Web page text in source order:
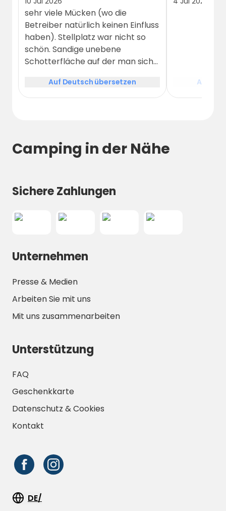
sehr viele Mücken (wo die
Betreiber natürlich keinen Einfluss
haben). Stellplatz war nicht so
schön. Sandige unebene
Schotterfläche auf der man sich
moderne und gute Sanitär-
Ausstattung (unisex). Tolle
Auf Deutsch übersetzen Auf
Camping in der Nähe
Sichere Zahlungen
Unternehmen
Presse & Medien
Arbeiten Sie mit uns
Mit uns zusammenarbeiten
Unterstützung
FAQ
Geschenkkarte
Datenschutz & Cookies
Kontakt
DE/